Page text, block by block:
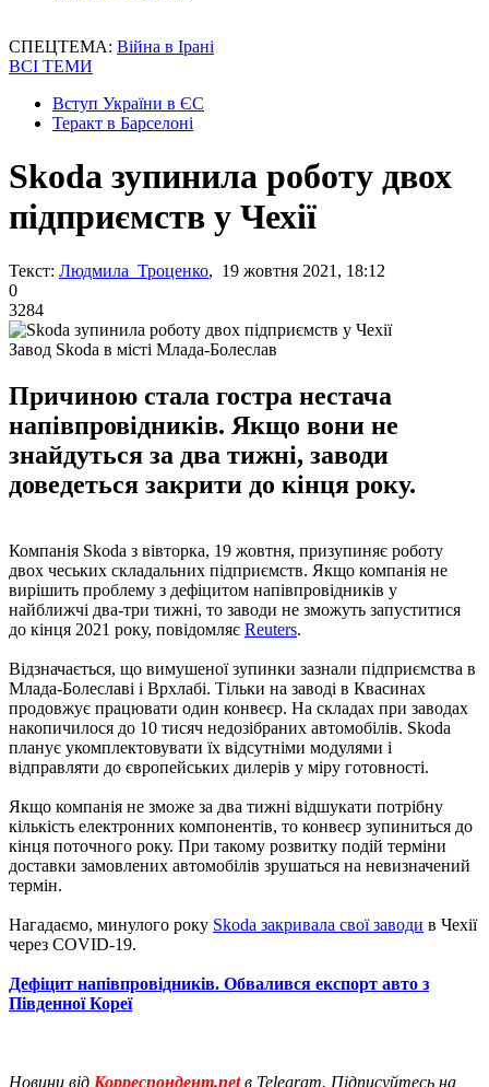
СПЕЦТЕМА: Війна в Ірані
ВСІ ТЕМИ
Вступ України в ЄС
Теракт в Барселоні
Skoda зупинила роботу двох
підприємств у Чехії
Текст: Людмила Троценко, 19 жовтня 2021, 18:12
0
3284
Завод Skoda в місті Млада-Болеслав
Причиною стала гостра нестача
напівпровідників. Якщо вони не
знайдуться за два тижні, заводи
доведеться закрити до кінця року.
Компанія Skoda з вівторка, 19 жовтня, призупиняє роботу
двох чеських складальних підприємств. Якщо компанія не
вирішить проблему з дефіцитом напівпровідників у
найближчі два-три тижні, то заводи не зможуть запуститися
до кінця 2021 року, повідомляє Reuters.
Відзначається, що вимушеної зупинки зазнали підприємства в
Млада-Болеславі і Врхлабі. Тільки на заводі в Квасинах
продовжує працювати один конвеєр. На складах при заводах
накопичилося до 10 тисяч недозібраних автомобілів. Skoda
планує укомплектовувати їх відсутніми модулями і
відправляти до європейських дилерів у міру готовності.
Якщо компанія не зможе за два тижні відшукати потрібну
кількість електронних компонентів, то конвеєр зупиниться до
кінця поточного року. При такому розвитку подій терміни
доставки замовлених автомобілів зрушаться на невизначений
термін.
Нагадаємо, минулого року Skoda закривала свої заводи в Чехії
через COVID-19.
Дефіцит напівпровідників. Обвалився експорт авто з
Південної Кореї
Новини від Корреспондент.netв Telegram. Підписуйтесь на